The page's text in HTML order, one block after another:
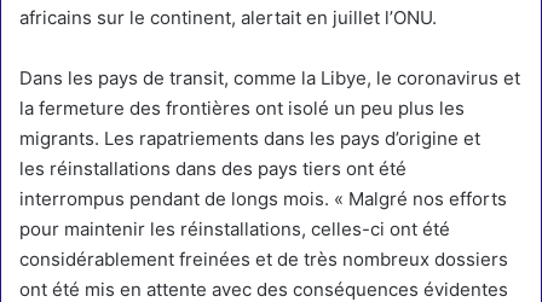
africains sur le continent, alertait en juillet l’ONU.
Dans les pays de transit, comme la Libye, le coronavirus et
la fermeture des frontières ont isolé un peu plus les
migrants. Les rapatriements dans les pays d’origine et
les réinstallations dans des pays tiers ont été
interrompus pendant de longs mois. « Malgré nos efforts
pour maintenir les réinstallations, celles-ci ont été
considérablement freinées et de très nombreux dossiers
ont été mis en attente avec des conséquences évidentes